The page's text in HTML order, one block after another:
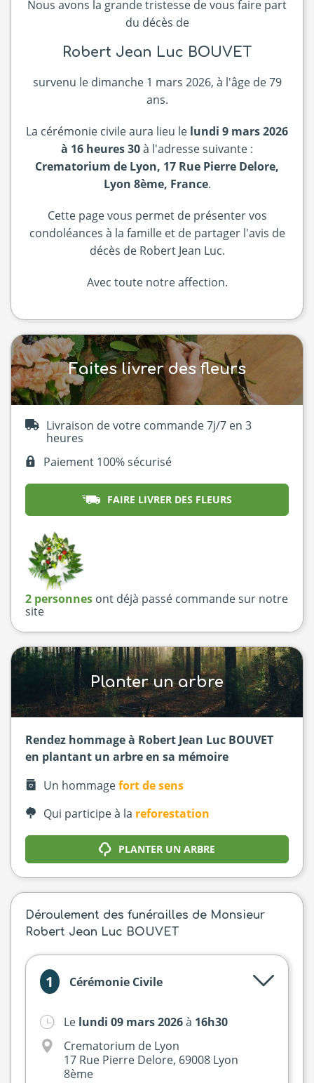
Nous avons la grande tristesse de vous faire part
du décès de
Robert Jean Luc BOUVET
survenu le dimanche 1 mars 2026, à l'âge de 79
ans.
La cérémonie civile aura lieu le lundi 9 mars 2026
à 16 heures 30à l'adresse suivante :
Crematorium de Lyon, 17 Rue Pierre Delore,
Lyon 8ème, France.
Cette page vous permet de présenter vos
condoléances à la famille et de partager l'avis de
décès de Robert Jean Luc.
Avec toute notre affection.
Faites livrer des fleurs
Livraison de votre commande 7j/7 en 3
heures
Paiement 100% sécurisé
FAIRE LIVRER DES FLEURS
2 personnes ont déjà passé commande sur notre
site
Planter un arbre
Rendez hommage à Robert Jean Luc BOUVET
en plantant un arbre en sa mémoire
Un hommagefort de sens
Qui participe à la reforestation
PLANTER UN ARBRE
Déroulement des funérailles de Monsieur
Robert Jean Luc BOUVET
1 Cérémonie Civile
Le lundi 09 mars 2026à 16h30
Crematorium de Lyon
17 Rue Pierre Delore, 69008 Lyon
8ème